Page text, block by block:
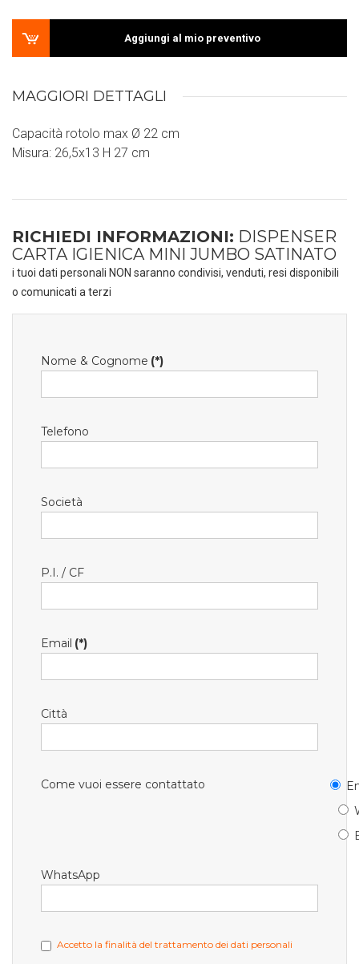
Aggiungi al mio preventivo
MAGGIORI DETTAGLI
Capacità rotolo max Ø 22 cm
Misura: 26,5x13 H 27 cm
RICHIEDI INFORMAZIONI: DISPENSER
CARTA IGIENICA MINI JUMBO SATINATO
i tuoi dati personali NON saranno condivisi, venduti, resi disponibili
o comunicati a terzi
Nome & Cognome (*)
Telefono
Società
P.I. / CF
Email (*)
Città
Come vuoi essere contattato
WhatsApp
Accetto la finalità del trattamento dei dati personali